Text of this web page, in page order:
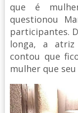
que é
questionou
participantes.
longa, a
contou que
mulher que seu